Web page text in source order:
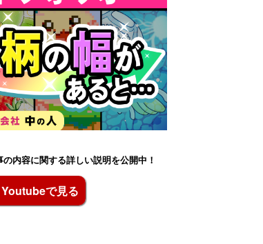
内容に関する詳しい説明を公開中！
で見る